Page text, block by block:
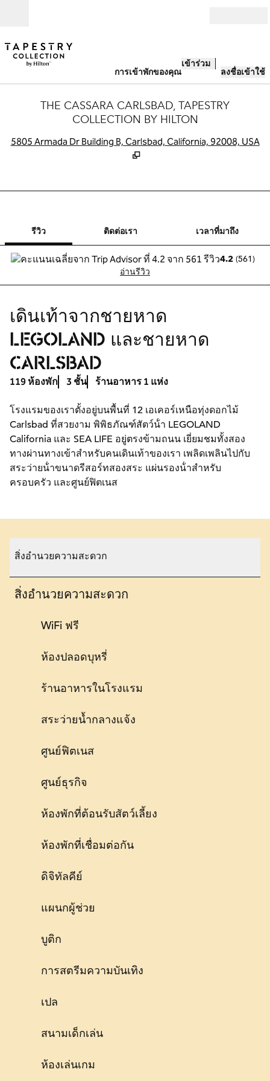
การเข้าพักของคุณ
เข้าร่วม
ลงชื่อเข้าใช้
THE CASSARA CARLSBAD, TAPESTRY
COLLECTION BY HILTON
5805 Armada Dr Building B, Carlsbad, California, 92008, USA
รีวิว ติดต่อเรา เวลาที่มาถึง
4.2 (561)
อ่านรีวิว
เดินเท้าจากชายหาด
LEGOLAND และชายหาด
CARLSBAD
119 ห้องพัก 3 ชั้น ร้านอาหาร 1 แห่ง
โรงแรมของเราตั้งอยู่บนพื้นที่ 12 เอเคอร์เหนือทุ่งดอกไม้
Carlsbad ที่สวยงาม พิพิธภัณฑ์สัตว์น้ํา LEGOLAND
California และ SEA LIFE อยู่ตรงข้ามถนน เยี่ยมชมทั้งสอง
ทางผ่านทางเข้าสําหรับคนเดินเท้าของเรา เพลิดเพลินไปกับ
สระว่ายน้ําขนาดรีสอร์ทสองสระ แผ่นรองน้ําสําหรับ
ครอบครัว และศูนย์ฟิตเนส
สิ่งอำนวยความสะดวก
สิ่งอำนวยความสะดวก
WiFi ฟรี
ห้องปลอดบุหรี่
ร้านอาหารในโรงแรม
สระว่ายน้ำกลางแจ้ง
ศูนย์ฟิตเนส
ศูนย์ธุรกิจ
ห้องพักที่ต้อนรับสัตว์เลี้ยง
ห้องพักที่เชื่อมต่อกัน
ดิจิทัลคีย์
แผนกผู้ช่วย
บูติก
การสตรีมความบันเทิง
เปล
สนามเด็กเล่น
ห้องเล่นเกม